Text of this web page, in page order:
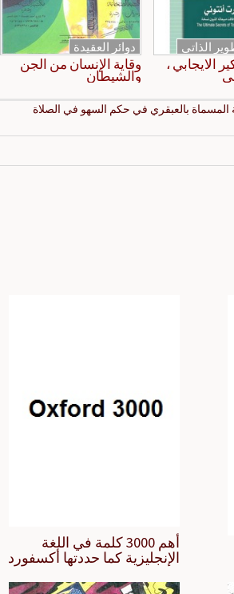
الذاتي
الايجابي ،
دوائر العقيدة
وقاية الإنسان من الجن
والشيطان
المسماة بالعبقري في حكم السهو في الصلاة
أهم 3000 كلمة في اللغة
الإنجليزية كما حددتها أكسفورد